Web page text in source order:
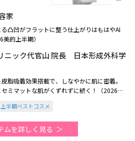
家
凸凹がフラットに整う仕上がりはもはやAI
的上半期）
ニック代官山 院長 日本形成外科学
脂吸着効果搭載で、しなやかに肌に密着。
ミマットな肌がくずれずに続く！（2026美
半期ベストコスメ
ムを詳しく見る